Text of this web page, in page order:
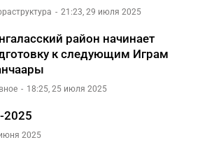
21:23, 29 июля 2025
район начинает
к следующим Играм
18:25, 25 июля 2025
2025